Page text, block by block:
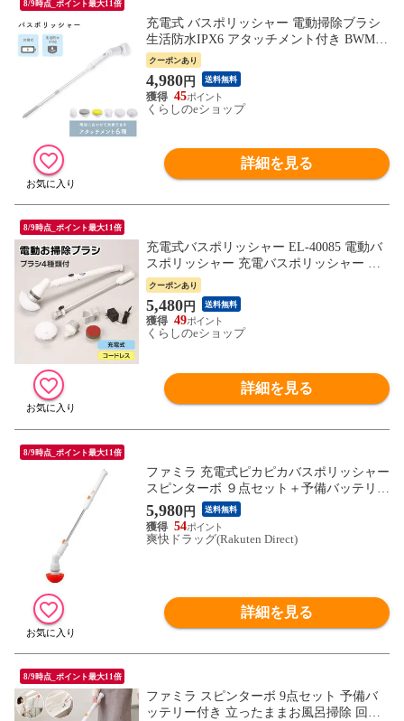
8/9時点_ポイント最大11倍
充電式 バスポリッシャー 電動掃除ブラシ
生活防水IPX6 アタッチメント付き BWMP-
03 電動バスポリッシャー 充電 コードレス
回転ブラシ ブラシ 掃除 柄付き 風呂 スポ
ンジ BWS 【送料無料】
クーポンあり
4,980円 送料無料
45
くらしのeショップ
詳細を見る
8/9時点_ポイント最大11倍
充電式バスポリッシャー EL-40085 電動バ
スポリッシャー 充電バスポリッシャー ブ
ラシ 掃除 柄付き 風呂 マリン商事 【送料
無料】
クーポンあり
5,480円 送料無料
49
くらしのeショップ
詳細を見る
8/9時点_ポイント最大11倍
ファミラ 充電式ピカピカバスポリッシャー
スピンターボ ９点セット＋予備バッテリー
（１セット）
5,980円 送料無料
54
爽快ドラッグ(Rakuten Direct)
詳細を見る
8/9時点_ポイント最大11倍
ファミラ スピンターボ 9点セット 予備バ
ッテリー付き 立ったままお風呂掃除 回転